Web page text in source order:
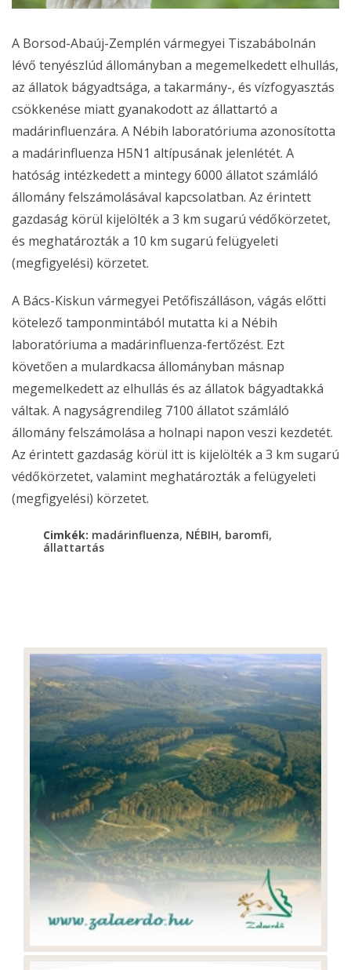
A Borsod-Abaúj-Zemplén vármegyei Tiszabábolnán
lévő tenyészlúd állományban a megemelkedett elhullás,
az állatok bágyadtsága, a takarmány-, és vízfogyasztás
csökkenése miatt gyanakodott az állattartó a
madárinfluenzára. A Nébih laboratóriuma azonosította
a madárinfluenza H5N1 altípusának jelenlétét. A
hatóság intézkedett a mintegy 6000 állatot számláló
állomány felszámolásával kapcsolatban. Az érintett
gazdaság körül kijelölték a 3 km sugarú védőkörzetet,
és meghatározták a 10 km sugarú felügyeleti
(megfigyelési) körzetet.
A Bács-Kiskun vármegyei Petőfiszálláson, vágás előtti
kötelező tamponmintából mutatta ki a Nébih
laboratóriuma a madárinfluenza-fertőzést. Ezt
követően a mulardkacsa állományban másnap
megemelkedett az elhullás és az állatok bágyadtakká
váltak. A nagyságrendileg 7100 állatot számláló
állomány felszámolása a holnapi napon veszi kezdetét.
Az érintett gazdaság körül itt is kijelölték a 3 km sugarú
védőkörzetet, valamint meghatározták a felügyeleti
(megfigyelési) körzetet.
Cimkék: madárinfluenza, NÉBIH, baromfi,
állattartás